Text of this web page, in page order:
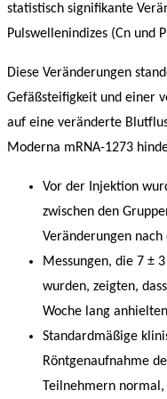
statistisch signifikante
Pulswellenindizes (Cn und
Diese Veränderungen
Gefäßsteifigkeit und einer
auf eine veränderte
Moderna mRNA-1273
Vor der Injektion
zwischen den
Veränderungen
Messungen, die 7 ±
wurden, zeigten,
Woche lang
Standardmäßige
Röntgenaufnahme
Teilnehmern normal,